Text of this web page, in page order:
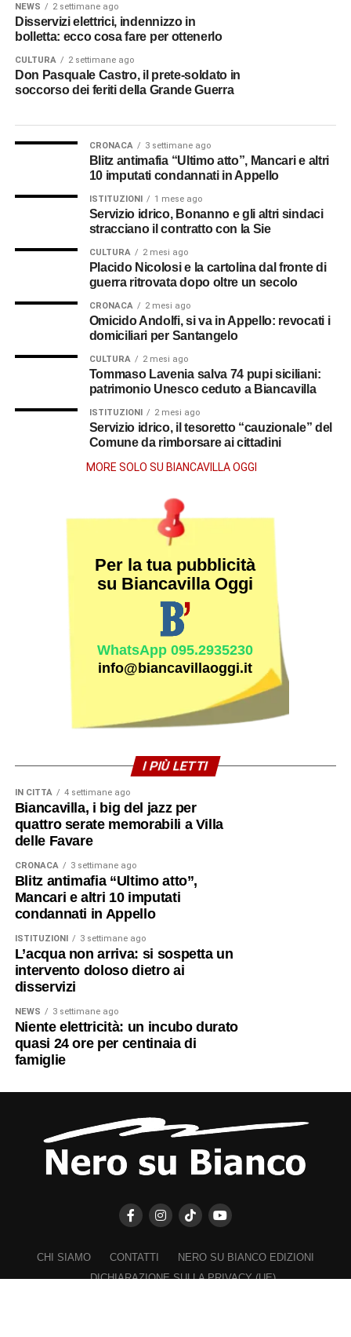
NEWS 2 settimane ago
Disservizi elettrici, indennizzo in
bolletta: ecco cosa fare per ottenerlo
CULTURA 2 settimane ago
Don Pasquale Castro, il prete-soldato in
soccorso dei feriti della Grande Guerra
CRONACA 3 settimane ago
Blitz antimafia “Ultimo atto”, Mancari e altri
10 imputati condannati in Appello
ISTITUZIONI 1 mese ago
Servizio idrico, Bonanno e gli altri sindaci
stracciano il contratto con la Sie
CULTURA 2 mesi ago
Placido Nicolosi e la cartolina dal fronte di
guerra ritrovata dopo oltre un secolo
CRONACA 2 mesi ago
Omicido Andolfi, si va in Appello: revocati i
domiciliari per Santangelo
CULTURA 2 mesi ago
Tommaso Lavenia salva 74 pupi siciliani:
patrimonio Unesco ceduto a Biancavilla
ISTITUZIONI 2 mesi ago
Servizio idrico, il tesoretto “cauzionale” del
Comune da rimborsare ai cittadini
MORE SOLO SU BIANCAVILLA OGGI
Per la tua pubblicità
su Biancavilla Oggi
WhatsApp 095.2935230
info@biancavillaoggi.it
I PIÙ LETTI
IN CITTÀ 4 settimane ago
Biancavilla, i big del jazz per
quattro serate memorabili a Villa
delle Favare
CRONACA 3 settimane ago
Blitz antimafia “Ultimo atto”,
Mancari e altri 10 imputati
condannati in Appello
ISTITUZIONI 3 settimane ago
L’acqua non arriva: si sospetta un
intervento doloso dietro ai
disservizi
NEWS 3 settimane ago
Niente elettricità: un incubo durato
quasi 24 ore per centinaia di
famiglie
CHI SIAMO CONTATTI
NERO SU BIANCO EDIZIONI
DICHIARAZIONE SULLA PRIVACY (UE)